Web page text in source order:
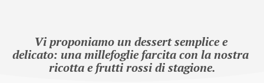
Vi proponiamo un dessert semplice e
delicato: una millefoglie farcita con la nostra
ricotta e frutti rossi di stagione.